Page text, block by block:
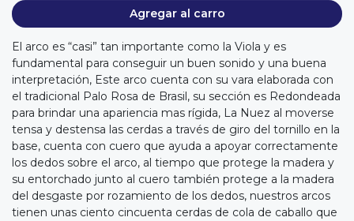
Agregar al carro
El arco es “casi” tan importante como la Viola y es
fundamental para conseguir un buen sonido y una buena
interpretación, Este arco cuenta con su vara elaborada con
el tradicional Palo Rosa de Brasil, su sección es Redondeada
para brindar una apariencia mas rígida, La Nuez al moverse
tensa y destensa las cerdas a través de giro del tornillo en la
base, cuenta con cuero que ayuda a apoyar correctamente
los dedos sobre el arco, al tiempo que protege la madera y
su entorchado junto al cuero también protege a la madera
del desgaste por rozamiento de los dedos, nuestros arcos
tienen unas ciento cincuenta cerdas de cola de caballo que